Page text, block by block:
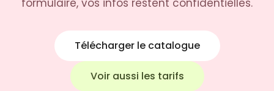
formulaire, vos infos restent confidentielles.
Télécharger le catalogue
Voir aussi les tarifs